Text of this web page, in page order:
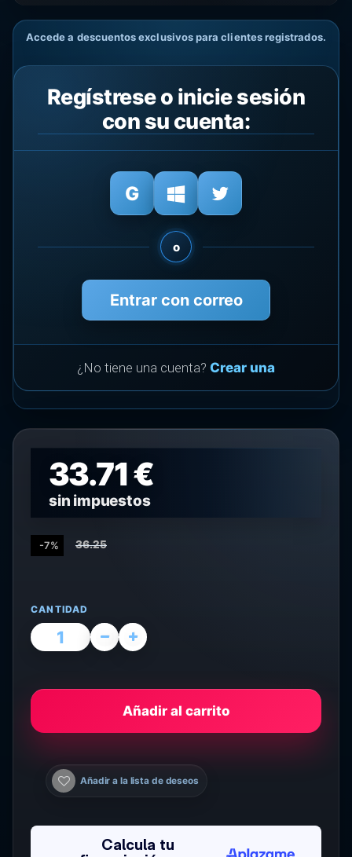
Accede a descuentos exclusivos para clientes registrados.
Regístrese o inicie sesión
con su cuenta:
o
Entrar con correo
¿No tiene una cuenta? Crear una
33.71 €
sin impuestos
-7% 36.25
CANTIDAD
Añadir al carrito
Añadir a la lista de deseos